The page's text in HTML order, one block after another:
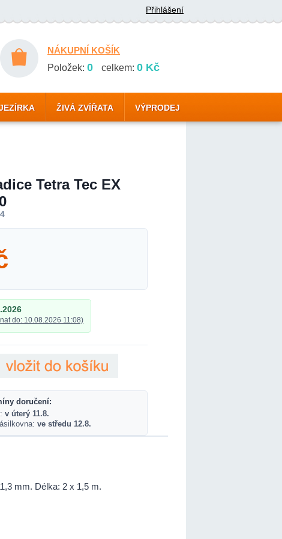
Přihlášení
NÁKUPNÍ KOŠÍK
Položek: 0 celkem: 0 Kč
ŽIVÁ ZVÍŘATA VÝPRODEJ
Tetra Tec EX
do: 10.08.2026 11:08)
doručení:
v úterý 11.8.
ve středu 12.8.
mm. Délka: 2 x 1,5 m.